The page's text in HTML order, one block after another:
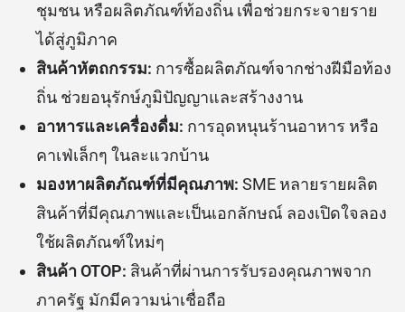
ชุมชน หรือผลิตภัณฑ์ท้องถิ่น เพื่อช่วยกระจายราย
ได้สู่ภูมิภาค
สินค้าหัตถกรรม: การซื้อผลิตภัณฑ์จากช่างฝีมือท้อง
ถิ่น ช่วยอนุรักษ์ภูมิปัญญาและสร้างงาน
อาหารและเครื่องดื่ม: การอุดหนุนร้านอาหาร หรือ
คาเฟ่เล็กๆ ในละแวกบ้าน
มองหาผลิตภัณฑ์ที่มีคุณภาพ: SME หลายรายผลิต
สินค้าที่มีคุณภาพและเป็นเอกลักษณ์ ลองเปิดใจลอง
ใช้ผลิตภัณฑ์ใหม่ๆ
สินค้า OTOP: สินค้าที่ผ่านการรับรองคุณภาพจาก
ภาครัฐ มักมีความน่าเชื่อถือ